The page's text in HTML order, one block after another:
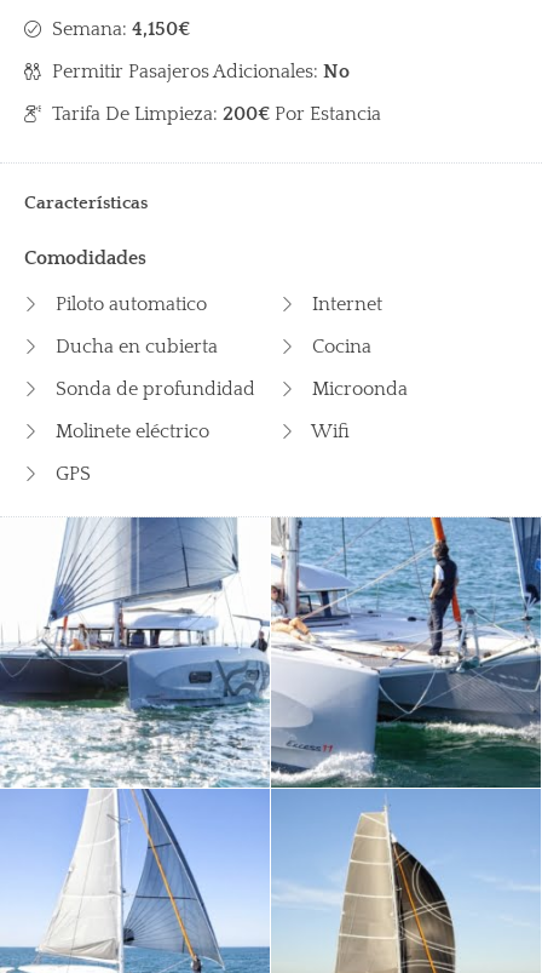
Semana: 4,150€
Permitir Pasajeros Adicionales: No
Tarifa De Limpieza: 200€ Por Estancia
Características
Comodidades
Piloto automatico
Ducha en cubierta
Sonda de profundidad
Molinete eléctrico
GPS
Internet
Cocina
Microonda
Wifi